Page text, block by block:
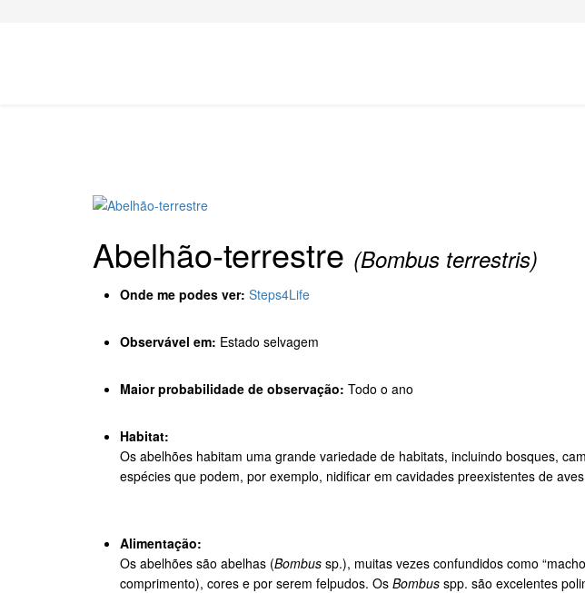
Abelhão-terrestre (Bombus terrestris)
Onde me podes ver: Steps4Life
Observável em: Estado selvagem
Maior probabilidade de observação: Todo o ano
Habitat:
Os abelhões habitam uma grande variedade de habitats, incluindo bosques,
espécies que podem, por exemplo, nidificar em cavidades preexistentes de
Alimentação:
Os abelhões são abelhas (Bombus sp.), muitas vezes confundidos como
comprimento), cores e por serem felpudos. Os Bombus spp. são excelentes